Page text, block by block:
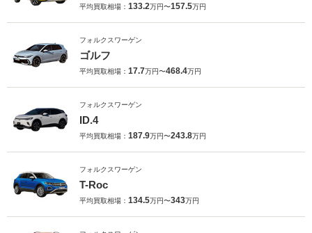
平均買取相場： 133.2万円〜157.5万円
フォルクスワーゲン
ゴルフ
平均買取相場： 17.7万円〜468.4万円
フォルクスワーゲン
ID.4
平均買取相場： 187.9万円〜243.8万円
フォルクスワーゲン
T-Roc
平均買取相場： 134.5万円〜343万円